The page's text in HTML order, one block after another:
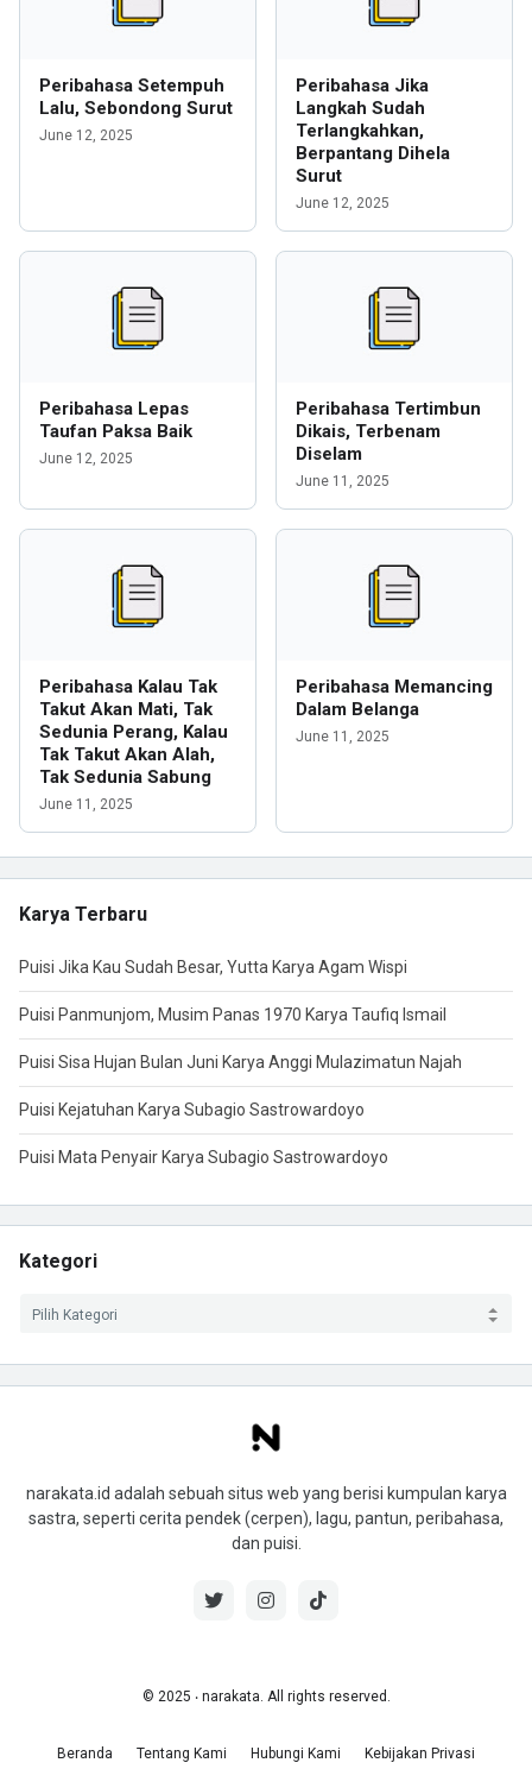
Peribahasa Setempuh
Lalu, Sebondong Surut
June 12, 2025
Peribahasa Jika
Langkah Sudah
Terlangkahkan,
Berpantang Dihela
Surut
June 12, 2025
Peribahasa Lepas
Taufan Paksa Baik
June 12, 2025
Peribahasa Tertimbun
Dikais, Terbenam
Diselam
June 11, 2025
Peribahasa Kalau Tak
Takut Akan Mati, Tak
Sedunia Perang, Kalau
Tak Takut Akan Alah,
Tak Sedunia Sabung
June 11, 2025
Peribahasa Memancing
Dalam Belanga
June 11, 2025
Karya Terbaru
Puisi Jika Kau Sudah Besar, Yutta Karya Agam Wispi
Puisi Panmunjom, Musim Panas 1970 Karya Taufiq Ismail
Puisi Sisa Hujan Bulan Juni Karya Anggi Mulazimatun Najah
Puisi Kejatuhan Karya Subagio Sastrowardoyo
Puisi Mata Penyair Karya Subagio Sastrowardoyo
Kategori
narakata.id adalah sebuah situs web yang berisi kumpulan karya
sastra, seperti cerita pendek (cerpen), lagu, pantun, peribahasa,
dan puisi.
© 2025 ‧ narakata. All rights reserved.
Beranda Tentang Kami Hubungi Kami Kebijakan Privasi